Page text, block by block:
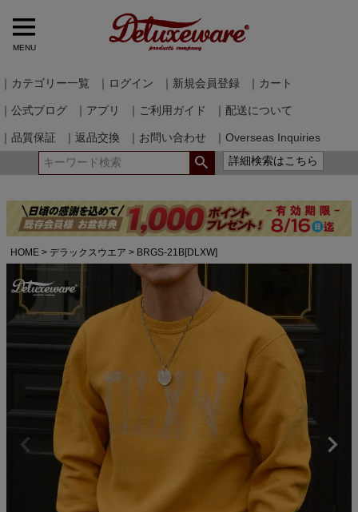
MENU
｜カテゴリー一覧 ｜ログイン ｜新規会員登録 ｜カート
｜公式ブログ ｜アプリ ｜ご利用ガイド ｜配送について
｜品質保証 ｜返品交換 ｜お問い合わせ
｜Overseas Inquiries
詳細検索はこちら
HOME デラックスウエア BRGS-21B[DLXW]